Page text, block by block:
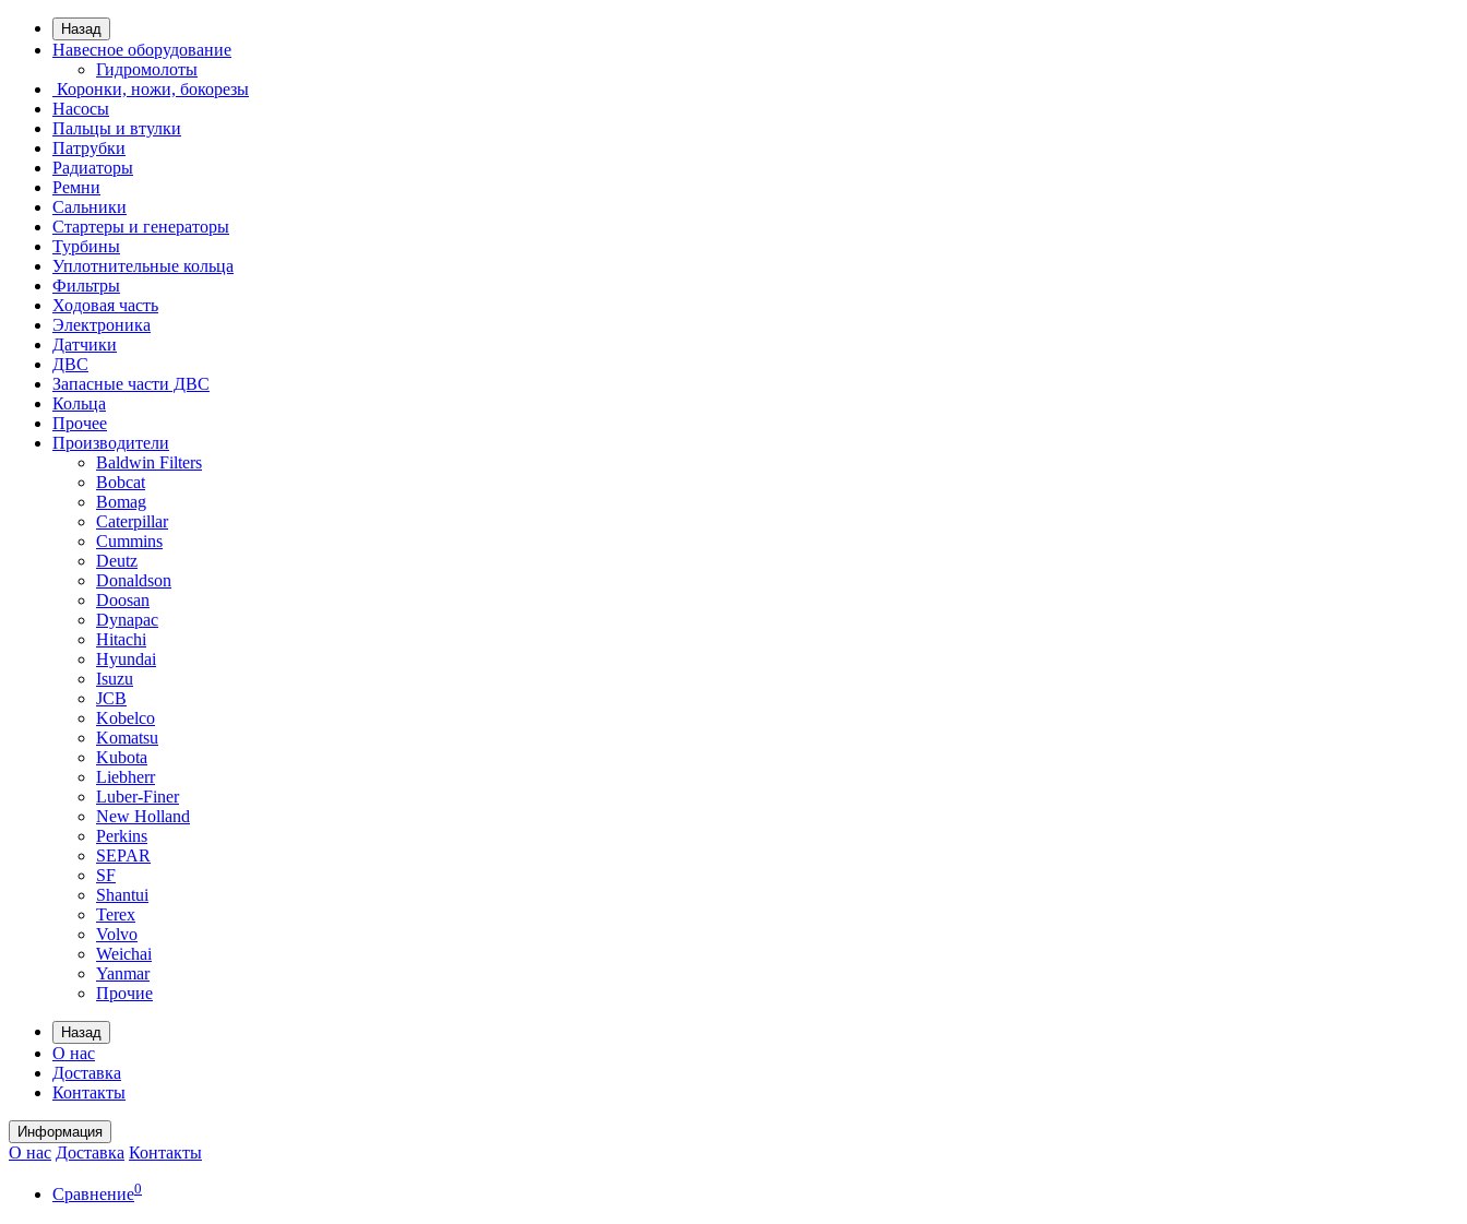
Назад
Навесное оборудование
Гидромолоты
Коронки, ножи, бокорезы
Насосы
Пальцы и втулки
Патрубки
Радиаторы
Ремни
Сальники
Стартеры и генераторы
Турбины
Уплотнительные кольца
Фильтры
Ходовая часть
Электроника
Датчики
ДВС
Запасные части ДВС
Кольца
Прочее
Производители
Baldwin Filters
Bobcat
Bomag
Caterpillar
Cummins
Deutz
Donaldson
Doosan
Dynapac
Hitachi
Hyundai
Isuzu
JCB
Kobelco
Komatsu
Kubota
Liebherr
Luber-Finer
New Holland
Perkins
SEPAR
SF
Shantui
Terex
Volvo
Weichai
Yanmar
Прочие
Назад
О нас
Доставка
Контакты
Информация
О нас Доставка Контакты
Сравнение0